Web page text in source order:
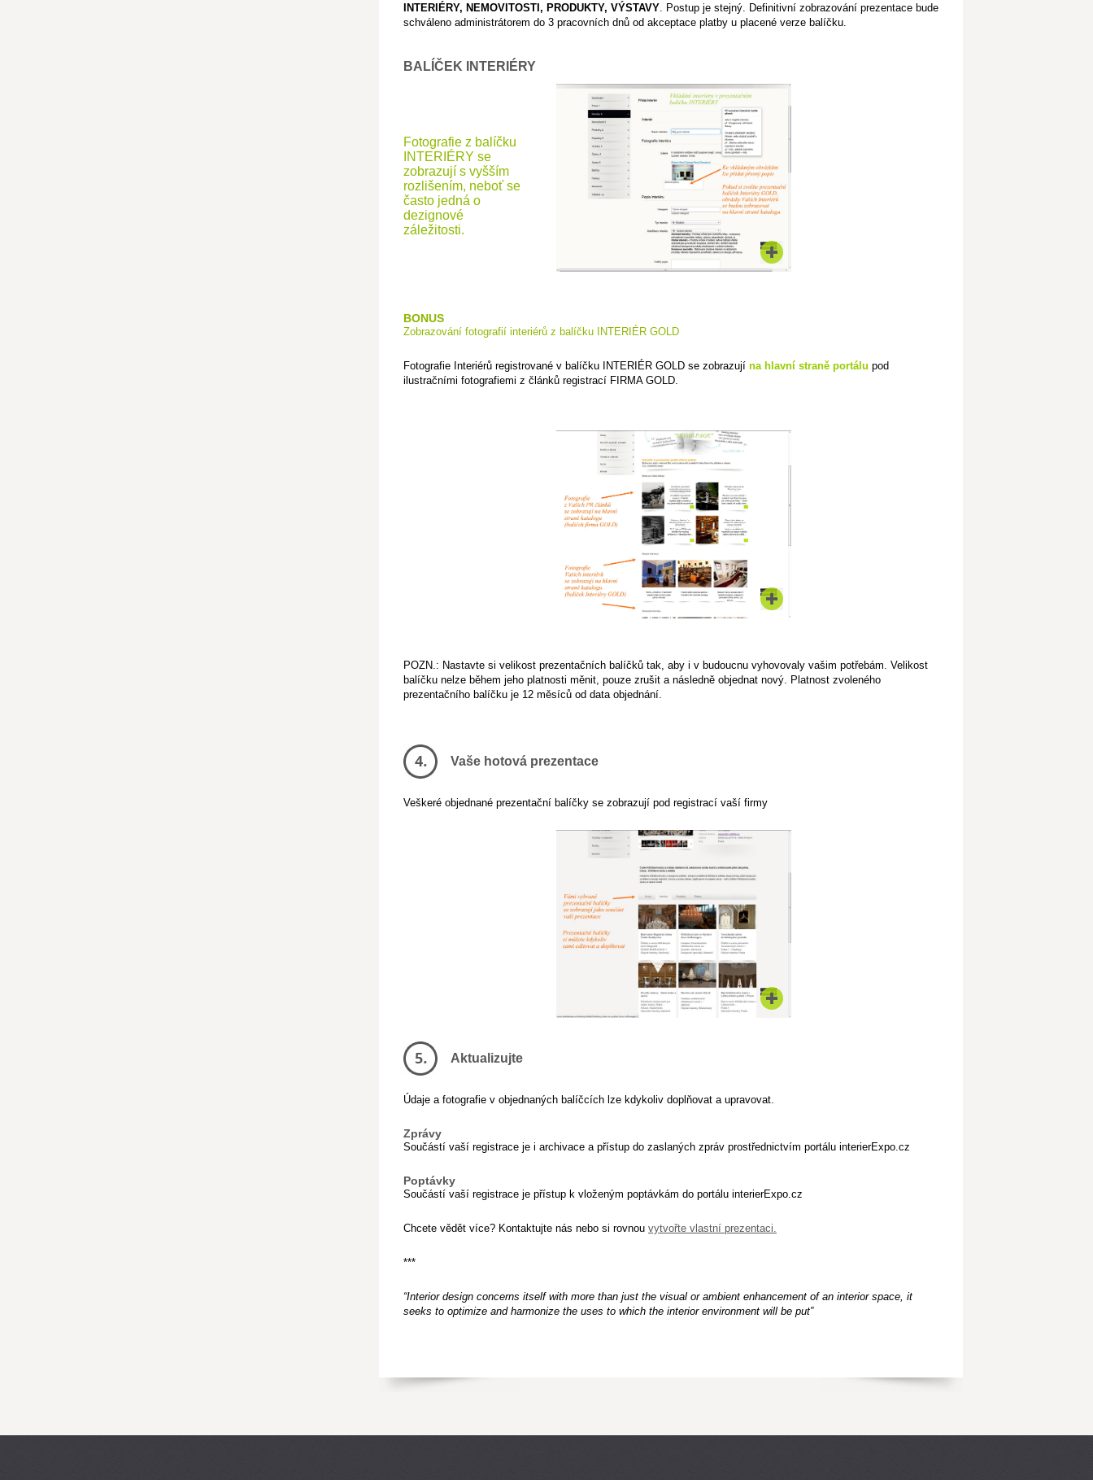
INTERIÉRY, NEMOVITOSTI, PRODUKTY, VÝSTAVY. Postup je stejný. Definitivní zobrazování prezentace bude
schváleno administrátorem do 3 pracovních dnů od akceptace platby u placené verze balíčku.
BALÍČEK INTERIÉRY
Fotografie z balíčku
INTERIÉRY se
zobrazují s vyšším
rozlišením, neboť se
často jedná o
dezignové
záležitosti.
BONUS
Zobrazování fotografií interiérů z balíčku INTERIÉR GOLD
Fotografie Interiérů registrované v balíčku INTERIÉR GOLD se zobrazují na hlavní straně portálu pod
ilustračními fotografiemi z článků registrací FIRMA GOLD.
POZN.: Nastavte si velikost prezentačních balíčků tak, aby i v budoucnu vyhovovaly vašim potřebám. Velikost
balíčku nelze během jeho platnosti měnit, pouze zrušit a následně objednat nový. Platnost zvoleného
prezentačního balíčku je 12 měsíců od data objednání.
Vaše hotová prezentace
Veškeré objednané prezentační balíčky se zobrazují pod registrací vaší firmy
Aktualizujte
Údaje a fotografie v objednaných balíčcích lze kdykoliv doplňovat a upravovat.
Zprávy
Součástí vaší registrace je i archivace a přístup do zaslaných zpráv prostřednictvím portálu interierExpo.cz
Poptávky
Součástí vaší registrace je přístup k vloženým poptávkám do portálu interierExpo.cz
Chcete vědět více? Kontaktujte nás nebo si rovnou vytvořte vlastní prezentaci.
***
“Interior design concerns itself with more than just the visual or ambient enhancement of an interior space, it
seeks to optimize and harmonize the uses to which the interior environment will be put”